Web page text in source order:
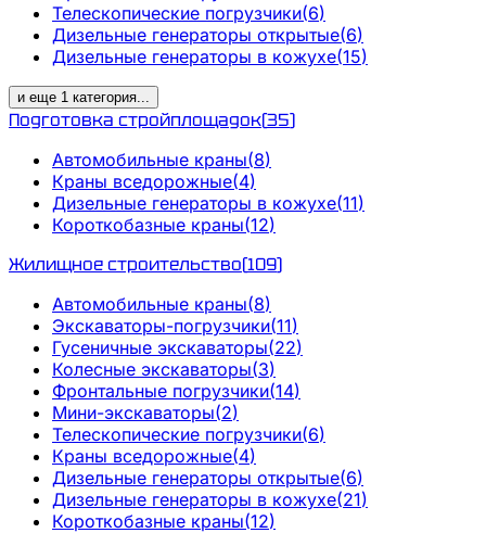
Телескопические погрузчики(6)
Дизельные генераторы открытые(6)
Дизельные генераторы в кожухе(15)
и еще 1 категория...
Подготовка стройплощадок(35)
Автомобильные краны(8)
Краны вседорожные(4)
Дизельные генераторы в кожухе(11)
Короткобазные краны(12)
Жилищное строительство(109)
Автомобильные краны(8)
Экскаваторы-погрузчики(11)
Гусеничные экскаваторы(22)
Колесные экскаваторы(3)
Фронтальные погрузчики(14)
Мини-экскаваторы(2)
Телескопические погрузчики(6)
Краны вседорожные(4)
Дизельные генераторы открытые(6)
Дизельные генераторы в кожухе(21)
Короткобазные краны(12)